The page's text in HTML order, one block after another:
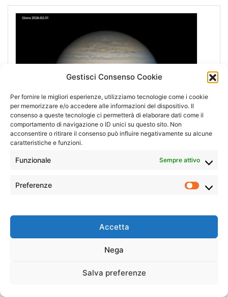
Gestisci Consenso Cookie
Per fornire le migliori esperienze, utilizziamo tecnologie come i cookie
per memorizzare e/o accedere alle informazioni del dispositivo. Il
consenso a queste tecnologie ci permetterà di elaborare dati come il
comportamento di navigazione o ID unici su questo sito. Non
acconsentire o ritirare il consenso può influire negativamente su alcune
caratteristiche e funzioni.
Funzionale Sempre attivo
Preferenze
Accetta
Nega
Salva preferenze
GIOVE Dettagli della superficie (1) e della rotazione
del pianeta (2)
Foto 1: Camera NeptuneCII
Pioltello Vedi Altro